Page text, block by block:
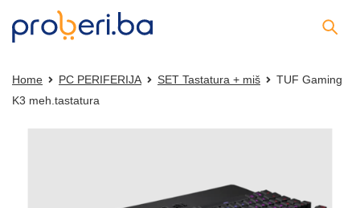
Home PC PERIFERIJA SET Tastatura + miš
TUF Gaming
K3 meh.tastatura